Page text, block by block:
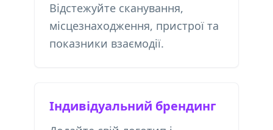
Відстежуйте сканування,
місцезнаходження, пристрої та
показники взаємодії.
Індивідуальний брендинг